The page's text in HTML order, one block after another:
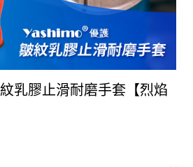
乳膠止滑耐磨手套【烈焰